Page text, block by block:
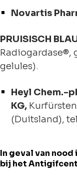
Novartis
PRUISISCH
Radiogardase®,
gelules).
Heyl Chem.-
KG,
(Duitsland),
In geval van
bij het